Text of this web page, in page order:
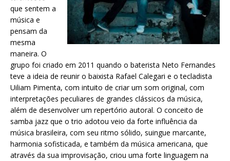
que sentem a
música e
pensam da
mesma
maneira. O
grupo foi criado em 2011 quando o baterista Neto Fernandes
teve a ideia de reunir o baixista Rafael Calegari e o tecladista
Uiliam Pimenta, com intuito de criar um som original, com
interpretações peculiares de grandes clássicos da música,
além de desenvolver um repertório autoral. O conceito de
samba jazz que o trio adotou veio da forte influência da
música brasileira, com seu ritmo sólido, suingue marcante,
harmonia sofisticada, e também da música americana, que
através da sua improvisação, criou uma forte linguagem na